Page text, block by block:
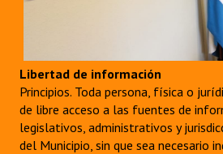
Reconocimientos - Registro
Bariloche, Municipio intercultural
Entrega de distinciones
Libertad de información
Principios. Toda persona, física o
de libre acceso a las fuentes de
legislativos, administrativos y
del Municipio, sin que sea necesario